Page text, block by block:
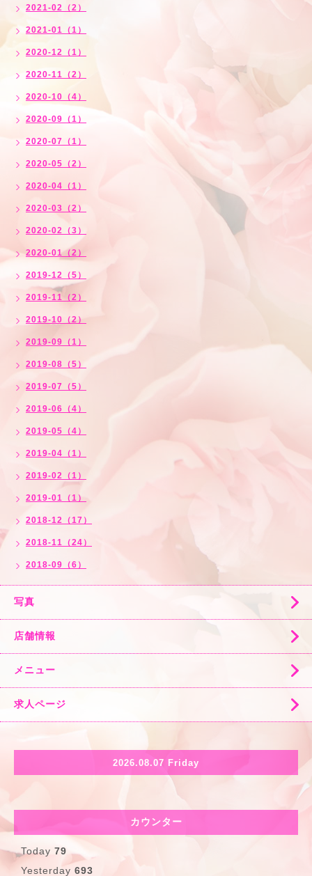
2021-02（2）
2021-01（1）
2020-12（1）
2020-11（2）
2020-10（4）
2020-09（1）
2020-07（1）
2020-05（2）
2020-04（1）
2020-03（2）
2020-02（3）
2020-01（2）
2019-12（5）
2019-11（2）
2019-10（2）
2019-09（1）
2019-08（5）
2019-07（5）
2019-06（4）
2019-05（4）
2019-04（1）
2019-02（1）
2019-01（1）
2018-12（17）
2018-11（24）
2018-09（6）
写真
店舗情報
メニュー
求人ページ
2026.08.07 Friday
カウンター
Today 79
Yesterday 693